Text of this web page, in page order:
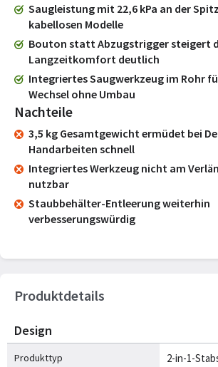
Saugleistung mit 22,6 kPa an der
kabellosen Modelle
Bouton statt Abzugstrigger steigert
Langzeitkomfort deutlich
Integriertes Saugwerkzeug im Rohr
Wechsel ohne Umbau
Nachteile
3,5 kg Gesamtgewicht ermüdet bei
Handarbeiten schnell
Integriertes Werkzeug nicht am
nutzbar
Staubbehälter-Entleerung weiterhin
verbesserungswürdig
Produktdetails
Design
Produkttyp 2-in-1-